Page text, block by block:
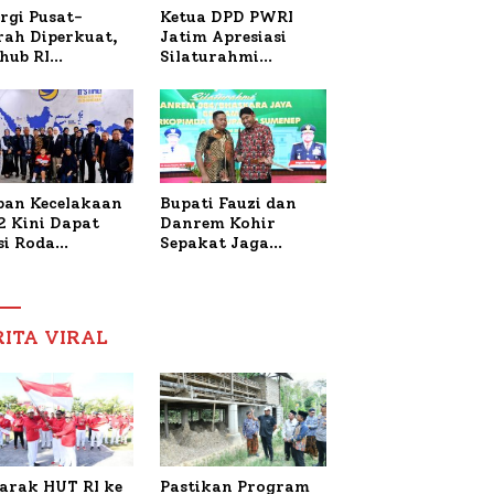
Pusat-
Diperkuat,
RI
Bahas
KM
Sentosa II
Ketua DPD PWRI
Jatim Apresiasi
Silaturahmi
dan PWRI, Sebut
Kemitraan Ideal
Polri-Pers
Kecelakaan
Kini Dapat
Roda
Nabil
Bupati Fauzi dan
Danrem Kohir
Sepakat Jaga
VIRAL
HUT RI ke
Pastikan Program